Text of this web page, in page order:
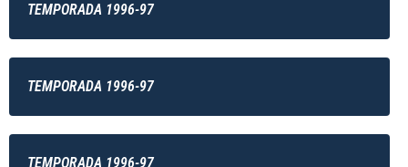
TEMPORADA 1996-97
TEMPORADA 1996-97
TEMPORADA 1996-97